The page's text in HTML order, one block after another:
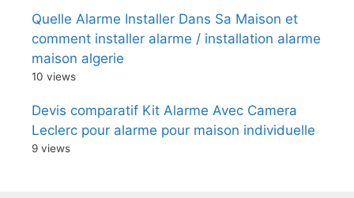
Quelle Alarme Installer Dans Sa Maison et
comment installer alarme / installation alarme
maison algerie
10 views
Devis comparatif Kit Alarme Avec Camera
Leclerc pour alarme pour maison individuelle
9 views